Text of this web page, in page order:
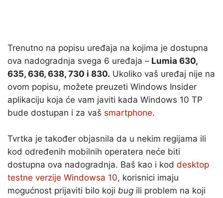
Trenutno na popisu uređaja na kojima je dostupna
ova nadogradnja svega 6 uređaja – Lumia 630,
635, 636, 638, 730 i 830. Ukoliko vaš uređaj nije na
ovom popisu, možete preuzeti Windows Insider
aplikaciju koja će vam javiti kada Windows 10 TP
bude dostupan i za vaš smartphone.
Tvrtka je također objasnila da u nekim regijama ili
kod određenih mobilnih operatera neće biti
dostupna ova nadogradnja. Baš kao i kod desktop
testne verzije Windowsa 10, korisnici imaju
mogućnost prijaviti bilo koji bug ili problem na koji